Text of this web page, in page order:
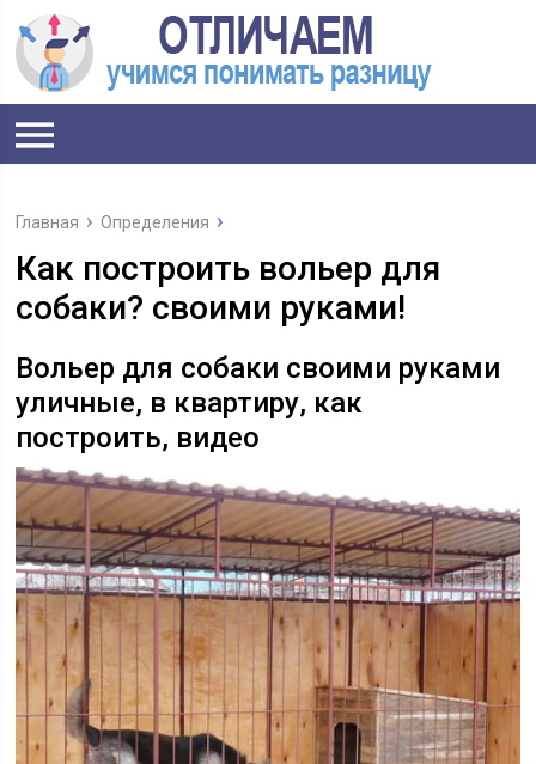
Главная Определения
Как построить вольер для
собаки? своими руками!
Вольер для собаки своими руками
уличные, в квартиру, как
построить, видео